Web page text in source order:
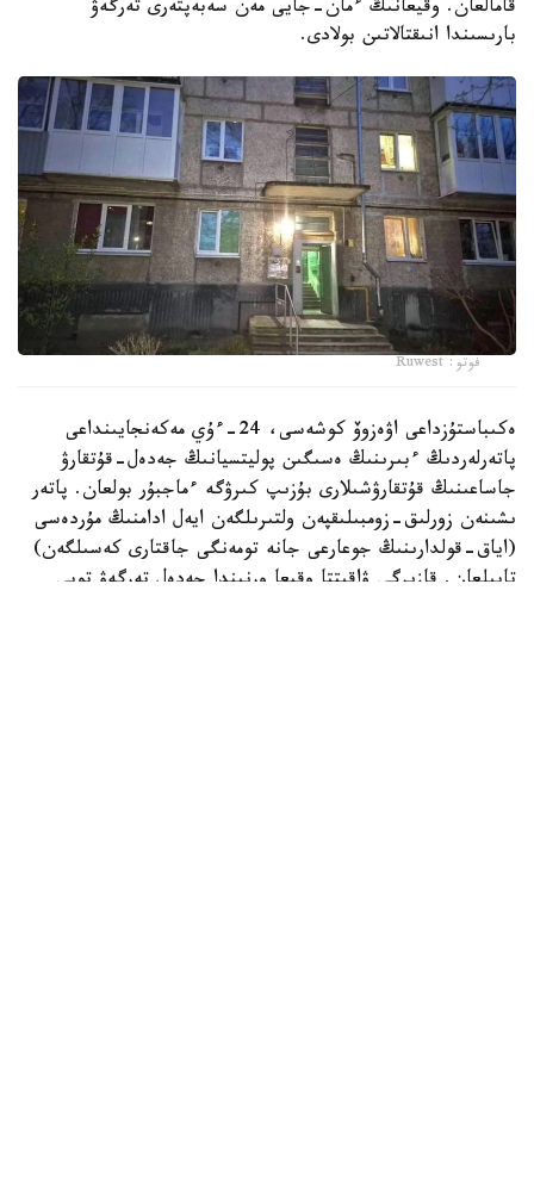
قامالعان. وقيعانىڭ ءمان-جايى مەن سەبەپتەرى تەرگەۋ
بارىسىندا انىقتالاتىن بولادى.
فوتو: Ruwest
ەكىباستۇزداعى اۋەزوۆ كوشەسى، 24-ءۇي مەكەنجايىنداعى
پاتەرلەردىڭ ءبىرىنىڭ ەسىگىن پوليتسيانىڭ جەدەل-قۇتقارۋ
جاساعىنىڭ قۇتقارۋشىلارى بۇزىپ كىرۋگە ءماجبۇر بولعان. پاتەر
ىشىنەن زورلىق-زومبىلىقپەن ولتىرىلگەن ايەل ادامنىڭ مۇردەسى
(اياق-قولدارىنىڭ جوعارعى جانە تومەنگى جاقتارى كەسىلگەن)
تابىلعان. قازىرگى ۋاقىتتا وقيعا ورنىندا جەدەل تەرگەۋ توبى